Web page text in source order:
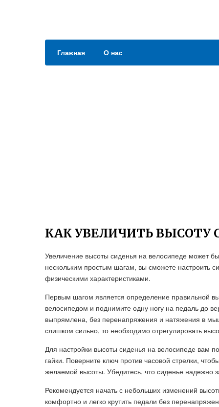
Главная О нас
КАК УВЕЛИЧИТЬ ВЫСОТУ
Увеличение высоты сиденья на велосипеде может
нескольким простым шагам, вы сможете настроить
физическими характеристиками.
Первым шагом является определение правильной
велосипедом и поднимите одну ногу на педаль до
выпрямлена, без перенапряжения и натяжения в
слишком сильно, то необходимо отрегулировать
Для настройки высоты сиденья на велосипеде вам
гайки. Поверните ключ против часовой стрелки,
желаемой высоты. Убедитесь, что сиденье надежно
Рекомендуется начать с небольших изменений
комфортно и легко крутить педали без